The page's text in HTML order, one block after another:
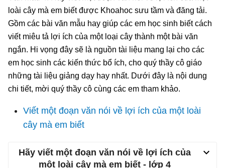
loài cây mà em biết được Khoahoc sưu tầm và đăng tải.
Gồm các bài văn mẫu hay giúp các em học sinh biết cách
viết miêu tả lợi ích của một loại cây thành một bài văn
ngắn. Hi vọng đây sẽ là nguồn tài liệu mang lại cho các
em học sinh các kiến thức bổ ích, cho quý thầy cô giáo
những tài liệu giảng dạy hay nhất. Dưới đây là nội dung
chi tiết, mời quý thầy cô cùng các em tham khảo.
Viết một đoạn văn nói về lợi ích của một loài
cây mà em biết
Hãy viết một đoạn văn nói về lợi ích của
một loài cây mà em biết - lớp 4